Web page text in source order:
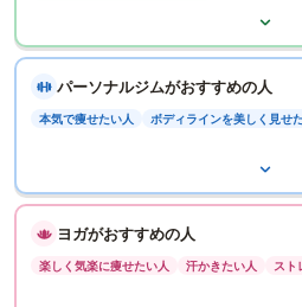
パーソナルジムがおすすめの人
本気で痩せたい人 ボディラインを美しく見せ
ヨガがおすすめの人
楽しく気楽に痩せたい人 汗かきたい人 スト